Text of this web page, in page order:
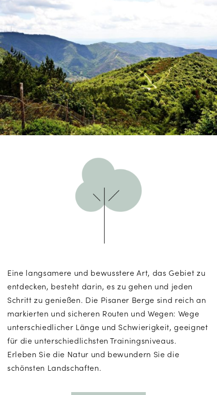
Eine langsamere und bewusstere Art, das Gebiet zu
entdecken, besteht darin, es zu gehen und jeden
Schritt zu genießen. Die Pisaner Berge sind reich an
markierten und sicheren Routen und Wegen: Wege
unterschiedlicher Länge und Schwierigkeit, geeignet
für die unterschiedlichsten Trainingsniveaus.
Erleben Sie die Natur und bewundern Sie die
schönsten Landschaften.